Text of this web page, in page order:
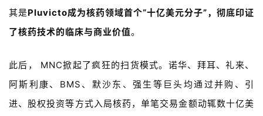
其是Pluvicto成为核药领域首个“十亿美元分子”，彻底印证
了核药技术的临床与商业价值。
此后， MNC掀起了疯狂的扫货模式。诺华、拜耳、礼来、
阿斯利康、 BMS 、默沙东、强生等巨头均通过并购、引
进、股权投资等方式入局核药，单笔交易金额动辄数十亿美